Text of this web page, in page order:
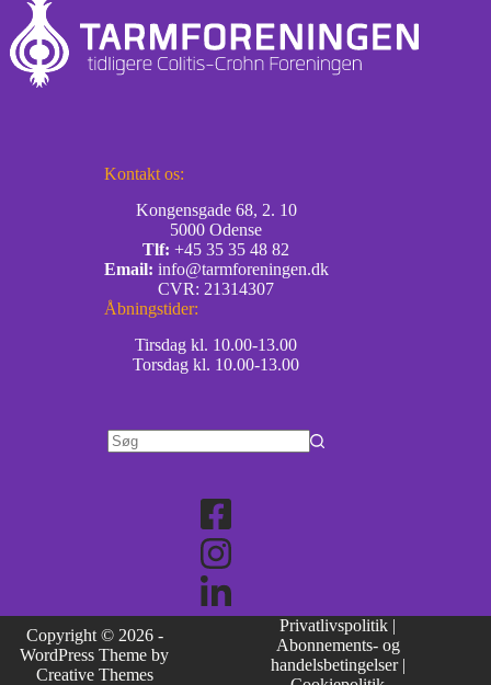
Kontakt os:
Kongensgade 68, 2. 10
5000 Odense
Tlf: +45 35 35 48 82
Email: info@tarmforeningen.dk
CVR: 21314307
Åbningstider:
Tirsdag kl. 10.00-13.00
Torsdag kl. 10.00-13.00
Copyright © 2026 -
WordPress Theme by
Creative Themes
Privatlivspolitik |
Abonnements- og
handelsbetingelser |